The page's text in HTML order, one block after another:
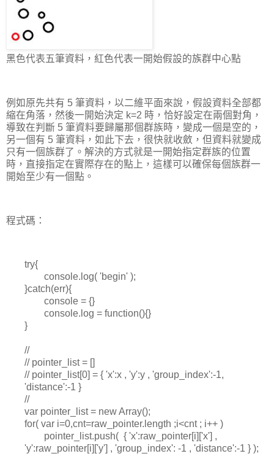
黑色代表五筆資料，紅色代表一開始假設的族群中心點
例如原先共有 5 筆資料，以二維平面來說，假設資料全部都
縮在角落，然後一開始決定 k=2 時，恰好設定在兩個對角，
導致在判斷 5 筆資料要歸屬那個群族時，變成一個是空的，
另一個有 5 筆資料，如此下去，很快就收斂，但資料就變成
只有一個族群了。解決的方式就是一開始指定群族的位置
時，直接指定在實際存在的點上，這樣可以確保每個族群一
開始至少有一個點。
程式碼：
try{
console.log( 'begin' );
}catch(err){
console = {}
console.log = function(){}
}
//
// pointer_list = []
// pointer_list[0] = { 'x':x , 'y':y , 'group_index':-1,
'distance':-1 }
//
var pointer_list = new Array();
for( var i=0,cnt=raw_pointer.length ;i<cnt ; i++ )
pointer_list.push( { 'x':raw_pointer[i]['x'] ,
'y':raw_pointer[i]['y'] , 'group_index': -1 , 'distance':-1 } );